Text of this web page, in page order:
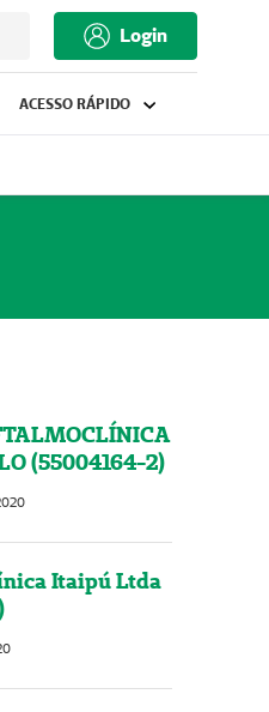
Login
ACESSO RÁPIDO
(55004164-2)
Itaipú Ltda